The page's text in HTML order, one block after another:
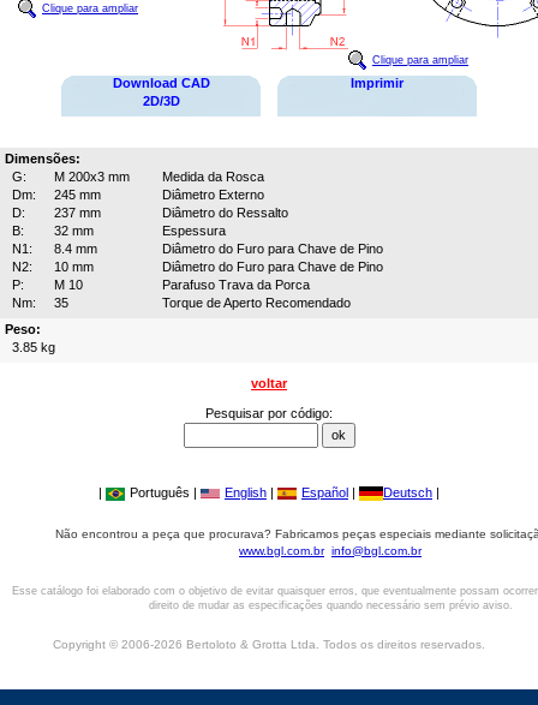
Clique para ampliar
Clique para ampliar
Download CAD
2D/3D
Imprimir
Dimensões:
G:
M 200x3 mm
Medida da Rosca
Dm:
245 mm
Diâmetro Externo
D:
237 mm
Diâmetro do Ressalto
B:
32 mm
Espessura
N1:
8.4 mm
Diâmetro do Furo para Chave de Pino
N2:
10 mm
Diâmetro do Furo para Chave de Pino
P:
M 10
Parafuso Trava da Porca
Nm:
35
Torque de Aperto Recomendado
Peso:
3.85 kg
voltar
Pesquisar por código:
| Português | English | Español | Deutsch |
Não encontrou a peça que procurava? Fabricamos peças especiais mediante
www.bgl.com.br info@bgl.com.br
Esse catálogo foi elaborado com o objetivo de evitar quaisquer erros, que eventualmente possam
direito de mudar as especificações quando necessário sem prévio aviso.
Copyright © 2006-2026 Bertoloto & Grotta Ltda. Todos os direitos reservados.